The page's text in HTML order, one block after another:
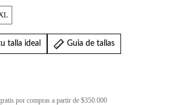
talla ideal Guia de tallas
por compras a partir de $350.000